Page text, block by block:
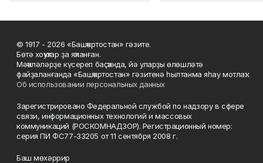
© 1917 - 2026 «Башҡортостан» гәзите.
Бөтә хоҡуҡтар ҙа яҡланған.
Мәҡәләләрҙе күсереп баҫҡанда, йә уларҙы өлөшләтә
файҙаланғанда «Башҡортостан» гәзитенә һылтанма яһау мотлаҡ.
Об использовании персональных данных
Зарегистрировано Федеральной службой по надзору в сфере
связи, информационных технологий и массовых
коммуникаций (РОСКОМНАДЗОР). Регистрационный номер:
серия ПИ ФС77-33205 от 11 сентября 2008 г.
Баш мөхәррир